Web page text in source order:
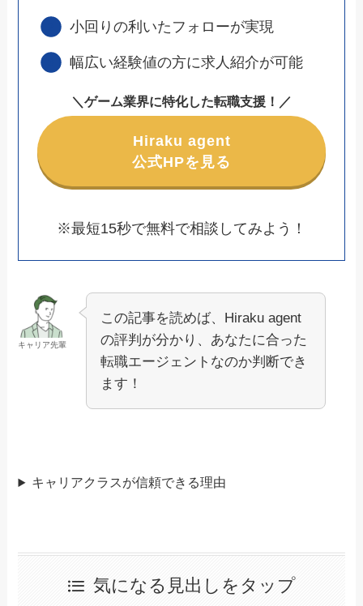
小回りの利いたフォローが実現
幅広い経験値の方に求人紹介が可能
＼ ゲーム業界に特化した転職支援 ！ ／
Hiraku agent
公式HPを見る
※最短15秒で無料で相談してみよう！
キャリア先輩
この記事を読めば、Hiraku agent
の評判が分かり、あなたに合った
転職エージェントなのか判断でき
ます！
キャリアクラスが信頼できる理由
気になる見出しをタップ